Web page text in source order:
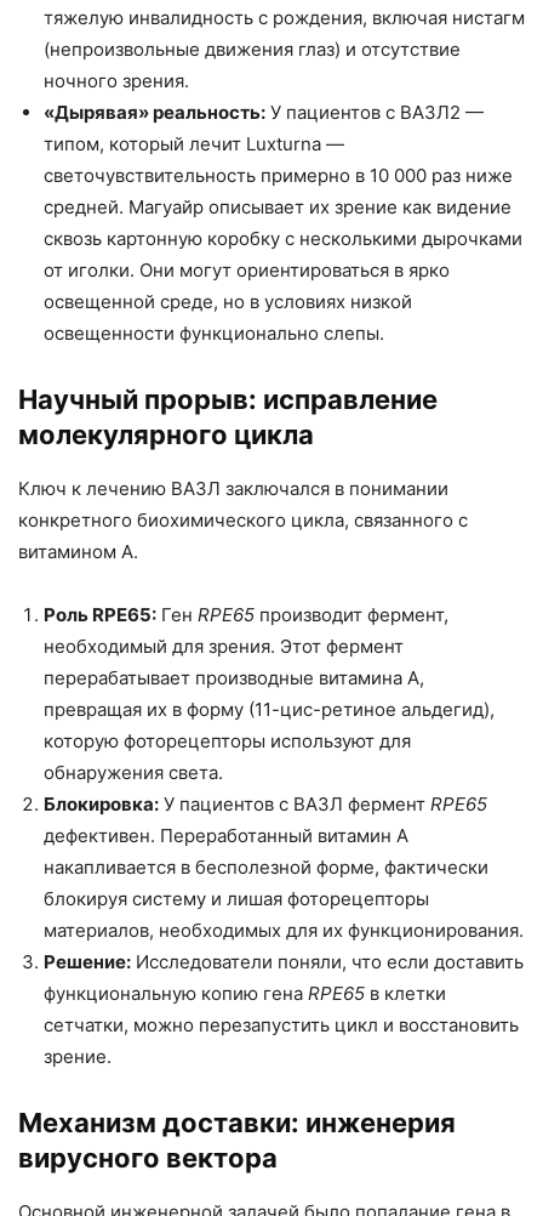
тяжелую инвалидность с рождения, включая нистагм
(непроизвольные движения глаз) и отсутствие
ночного зрения.
«Дырявая» реальность: У пациентов с ВАЗЛ2 —
типом, который лечит Luxturna —
светочувствительность примерно в 10 000 раз ниже
средней. Магуайр описывает их зрение как видение
сквозь картонную коробку с несколькими дырочками
от иголки. Они могут ориентироваться в ярко
освещенной среде, но в условиях низкой
освещенности функционально слепы.
Научный прорыв: исправление
молекулярного цикла
Ключ к лечению ВАЗЛ заключался в понимании
конкретного биохимического цикла, связанного с
витамином А.
Роль RPE65: Ген RPE65 производит фермент,
необходимый для зрения. Этот фермент
перерабатывает производные витамина А,
превращая их в форму (11-цис-ретиное альдегид),
которую фоторецепторы используют для
обнаружения света.
Блокировка: У пациентов с ВАЗЛ фермент RPE65
дефективен. Переработанный витамин А
накапливается в бесполезной форме, фактически
блокируя систему и лишая фоторецепторы
материалов, необходимых для их функционирования.
Решение: Исследователи поняли, что если доставить
функциональную копию гена RPE65 в клетки
сетчатки, можно перезапустить цикл и восстановить
зрение.
Механизм доставки: инженерия
вирусного вектора